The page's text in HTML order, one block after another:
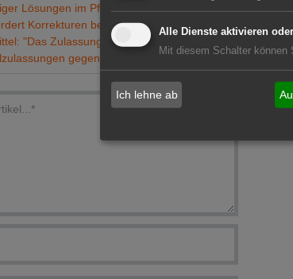
Lösungen im Pflanzenschutz?
Korrekturen bei Pflanzenschutz-Zulassung
"Das Zulassungssystem muss effizienter werden"
gegen Japankäfer in Zierpflanzen
Alle Dienste aktivieren
Mit diesem Schalter können
Ich lehne ab